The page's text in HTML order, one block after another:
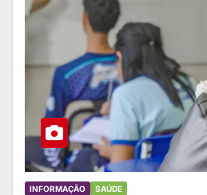
INFORMAÇÃO SAÚDE